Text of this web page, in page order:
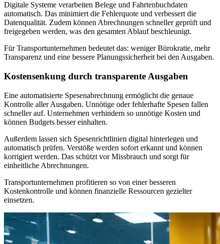
Digitale Systeme verarbeiten Belege und Fahrtenbuchdaten
automatisch. Das minimiert die Fehlerquote und verbessert die
Datenqualität. Zudem können Abrechnungen schneller geprüft und
freigegeben werden, was den gesamten Ablauf beschleunigt.
Für Transportunternehmen bedeutet das: weniger Bürokratie, mehr
Transparenz und eine bessere Planungssicherheit bei den Ausgaben.
Kostensenkung durch transparente Ausgaben
Eine automatisierte Spesenabrechnung ermöglicht die genaue
Kontrolle aller Ausgaben. Unnötige oder fehlerhafte Spesen fallen
schneller auf. Unternehmen verhindern so unnötige Kosten und
können Budgets besser einhalten.
Außerdem lassen sich Spesenrichtlinien digital hinterlegen und
automatisch prüfen. Verstöße werden sofort erkannt und können
korrigiert werden. Das schützt vor Missbrauch und sorgt für
einheitliche Abrechnungen.
Transportunternehmen profitieren so von einer besseren
Kostenkontrolle und können finanzielle Ressourcen gezielter
einsetzen.